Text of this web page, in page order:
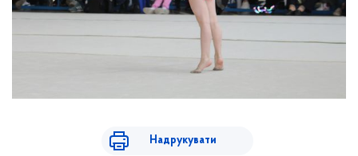
Надрукувати